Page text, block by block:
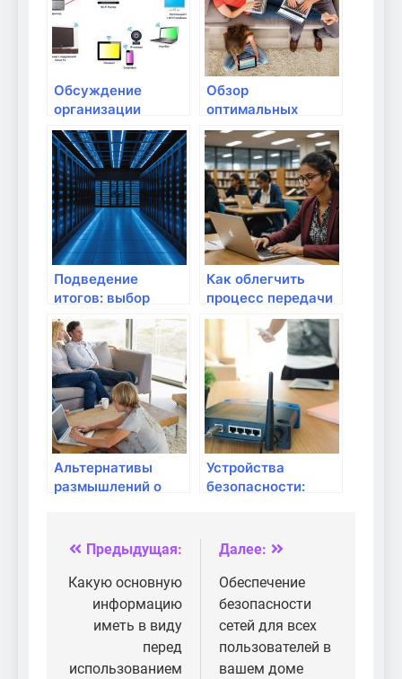
Обсуждение
организации
разделов в
домашней сети
Обзор
оптимальных
решений для
работы с медиа-
продуктами
Подведение
итогов: выбор
лучшего
оборудования для
дома
Как облегчить
процесс передачи
данных для всех
пользователей?
Альтернативы
размышлений о
Устройства
безопасности:
контроль доступа
Навигация
по
записям
Предыдущая:
Какую основную
информацию
иметь в виду
перед
использованием
Далее:
Обеспечение
безопасности
сетей для всех
пользователей в
вашем доме